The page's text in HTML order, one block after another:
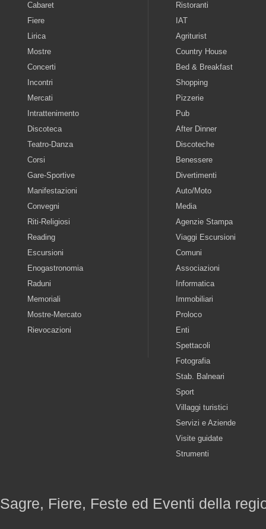
Cabaret
Fiere
Lirica
Mostre
Concerti
Incontri
Mercati
Intrattenimento
Discoteca
Teatro-Danza
Corsi
Gare-Sportive
Manifestazioni
Convegni
Riti-Religiosi
Reading
Escursioni
Enogastronomia
Raduni
Memoriali
Mostre-Mercato
Rievocazioni
Ristoranti
IAT
Agriturist
Country House
Bed & Breakfast
Shopping
Pizzerie
Pub
After Dinner
Discoteche
Benessere
Divertimenti
Auto/Moto
Media
Agenzie Stampa
Viaggi Escursioni
Comuni
Associazioni
Informatica
Immobiliari
Proloco
Enti
Spettacoli
Fotografia
Stab. Balneari
Sport
Villaggi turistici
Servizi e Aziende
Visite guidate
Strumenti
Sagre, Fiere, Feste ed Eventi della